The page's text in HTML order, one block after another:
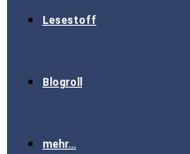
Lesestoff
Blogroll
mehr…